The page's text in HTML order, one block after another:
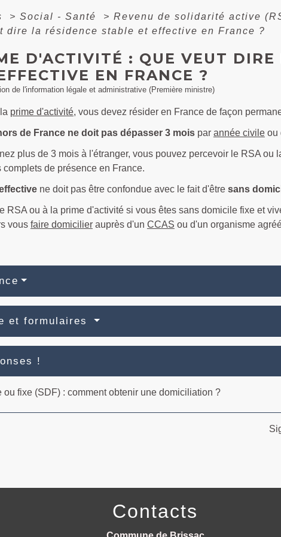
> Social - Santé > Revenu de solidarité active
dire la résidence stable et effective en France ?
D'ACTIVITÉ : QUE VEUT DIRE
EN FRANCE ?
de l'information légale et administrative (Première ministre)
prime d'activité, vous devez résider en France de façon
de France ne doit pas dépasser 3 moispar année civileou
plus de 3 mois à l'étranger, vous pouvez percevoir le RSA ou
de présence en France.
ne doit pas être confondue avec le fait d'être sans
RSA ou à la prime d'activité si vous êtes sans domicile fixe et
vous faire domicilierauprès d'un CCAS ou d'un organisme
et formulaires
!
ou fixe (SDF) : comment obtenir une domiciliation ?
Contacts